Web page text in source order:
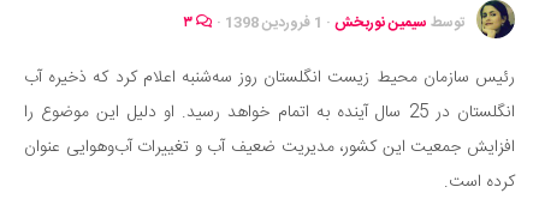
موفقیت و مهارت‌های فردی
تغذیه سالم
بهداشت
بیماری و درمان
توسط سیمین نوربخش · 1 فروردین 1398 ·
رئیس سازمان محیط زیست انگلستان روز سه‌شنبه اعلام کرد که ذخیره آب
انگلستان در 25 سال آینده به اتمام خواهد رسید. او دلیل این موضوع را
افزایش جمعیت این کشور، مدیریت ضعیف آب و تغییرات آب‌وهوایی عنوان
کرده است.